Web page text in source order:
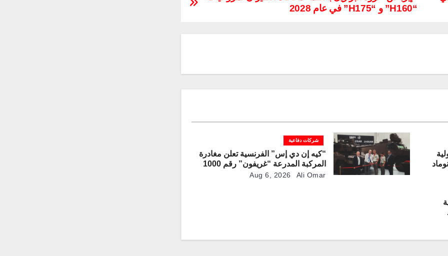
“H160” و “H175” في عام 2028
شركات دفاعية
“كيه إن دي إس” الفرنسية تعلن مغادرة
المركبة المدرعة “غريفون” رقم 1000
لخط الإنتاج Aug 6, 2026 Ali Omar